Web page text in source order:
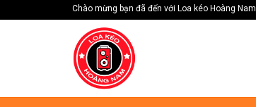
Chào mừng bạn đã đến với Loa kéo Hoàng Nam